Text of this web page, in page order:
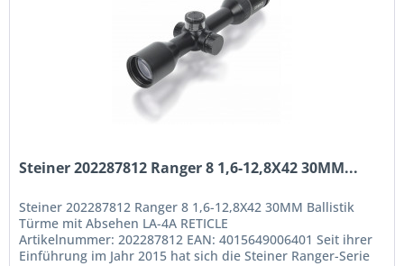
Steiner 202287812 Ranger 8 1,6-12,8X42 30MM...
Steiner 202287812 Ranger 8 1,6-12,8X42 30MM Ballistik
Türme mit Absehen LA-4A RETICLE
Artikelnummer: 202287812 EAN: 4015649006401 Seit ihrer
Einführung im Jahr 2015 hat sich die Steiner Ranger-Serie